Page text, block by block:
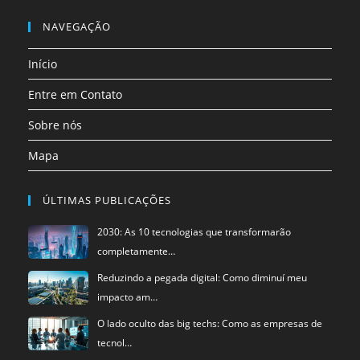
aba
aba
em
uma
nova
aba
em
uma
aba
NAVEGAÇÃO
Início
Entre em Contato
Sobre nós
Mapa
ÚLTIMAS PUBLICAÇÕES
2030: As 10 tecnologias que transformarão
completamente…
Reduzindo a pegada digital: Como diminuí meu
impacto am…
O lado oculto das big techs: Como as empresas de
tecnol…